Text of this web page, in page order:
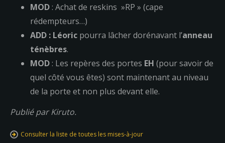
MOD: Achat de reskins »RP » (cape
rédempteurs…)
ADD : Léoric pourra lâcher dorénavant l’anneau
ténèbres.
MOD: Les repères des portes EH (pour savoir de
quel côté vous êtes) sont maintenant au niveau
de la porte et non plus devant elle.
Publié par Kiruto.
Consulter la liste de toutes les mises-à-jour